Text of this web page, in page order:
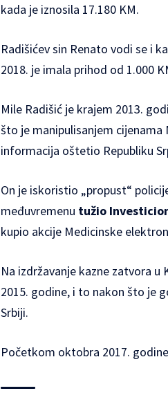
kada je iznosila 17.180 KM.
Radišićev sin Renato vodi se i
2018. je imala prihod od 1.000
Mile Radišić je krajem 2013.
što je manipulisanjem
informacija oštetio Republiku
On je iskoristio „propust“
međuvremenu tužio
kupio akcije Medicinske
Na izdržavanje kazne zatvora u
2015. godine, i to nakon što je
Srbiji.
Početkom oktobra 2017.